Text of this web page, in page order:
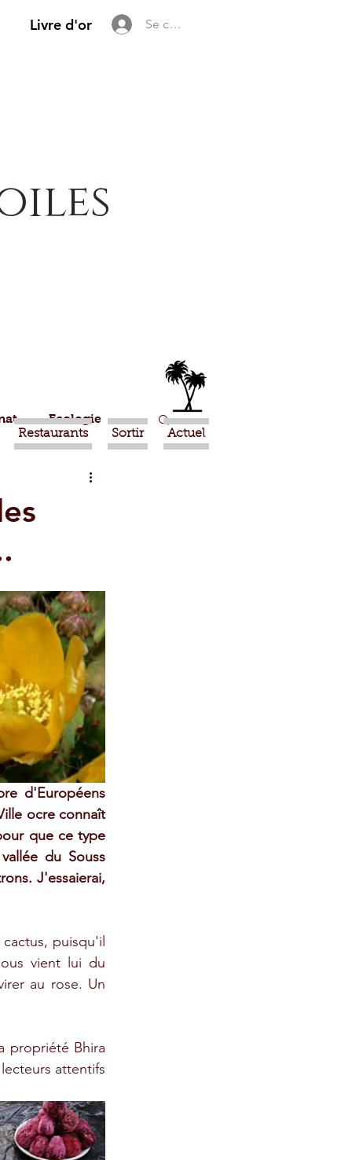
Livre d'or Se connecter
Restaurants Sortir Actuel
Ecologie
d'Européens
ocre connaît
que ce type
du Souss
J'essaierai,
puisqu'il
vient lui du
au rose. Un
propriété Bhira
attentifs